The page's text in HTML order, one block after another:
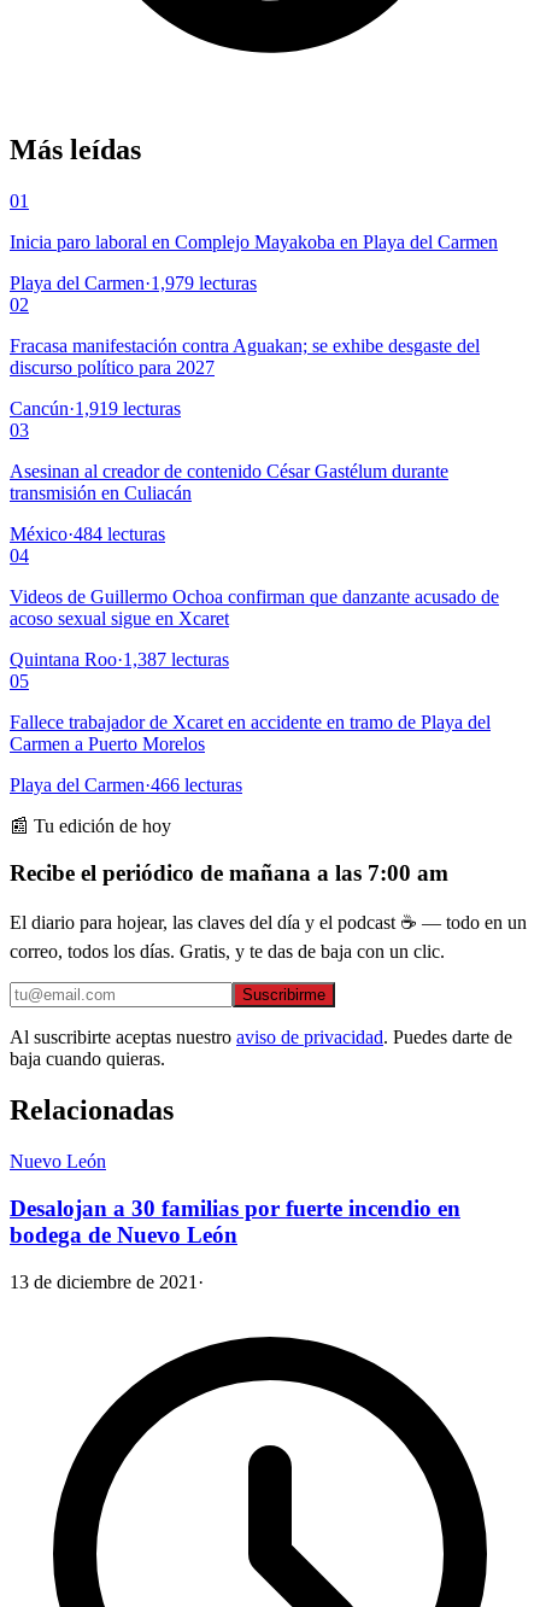
Más leídas
01
Inicia paro laboral en Complejo Mayakoba en Playa del Carmen
Playa del Carmen·1,979 lecturas
02
Fracasa manifestación contra Aguakan; se exhibe desgaste del
discurso político para 2027
Cancún·1,919 lecturas
03
Asesinan al creador de contenido César Gastélum durante
transmisión en Culiacán
México·484 lecturas
04
Videos de Guillermo Ochoa confirman que danzante acusado de
acoso sexual sigue en Xcaret
Quintana Roo·1,387 lecturas
05
Fallece trabajador de Xcaret en accidente en tramo de Playa del
Carmen a Puerto Morelos
Playa del Carmen·466 lecturas
📰 Tu edición de hoy
Recibe el periódico de mañana a las 7:00 am
El diario para hojear, las claves del día y el podcast ☕ — todo en un
correo, todos los días. Gratis, y te das de baja con un clic.
Suscribirme
Al suscribirte aceptas nuestro aviso de privacidad. Puedes darte de
baja cuando quieras.
Relacionadas
Nuevo León
Desalojan a 30 familias por fuerte incendio en
bodega de Nuevo León
13 de diciembre de 2021 ·